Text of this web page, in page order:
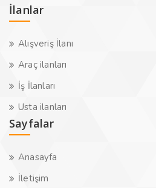
İlanlar
Alışveriş İlanı
Araç ilanları
İş İlanları
Usta ilanları
Sayfalar
Anasayfa
İletişim